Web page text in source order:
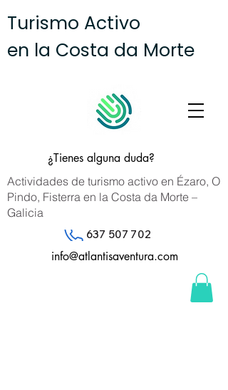
¿Tienes alguna duda?
637 507 702
info@atlantisaventura.com
Turismo Activo
en la Costa da Morte
Actividades de turismo activo en Ézaro, O
Pindo, Fisterra en la Costa da Morte –
Galicia